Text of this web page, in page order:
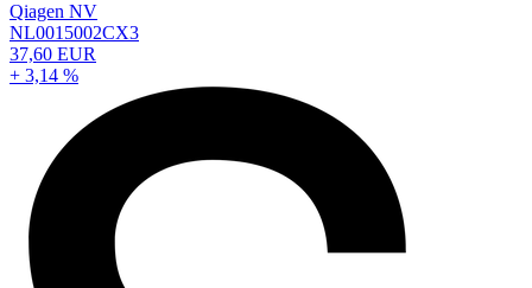
Qiagen NV
NL0015002CX3
37,60 EUR
+ 3,14 %